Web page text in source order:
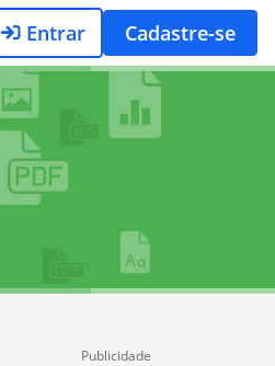
Entrar Cadastre-se
Publicidade